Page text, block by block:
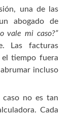
una de las
abogado de
vale mi caso?”
Las facturas
el tiempo fuera
incluso
no es tan
Cada